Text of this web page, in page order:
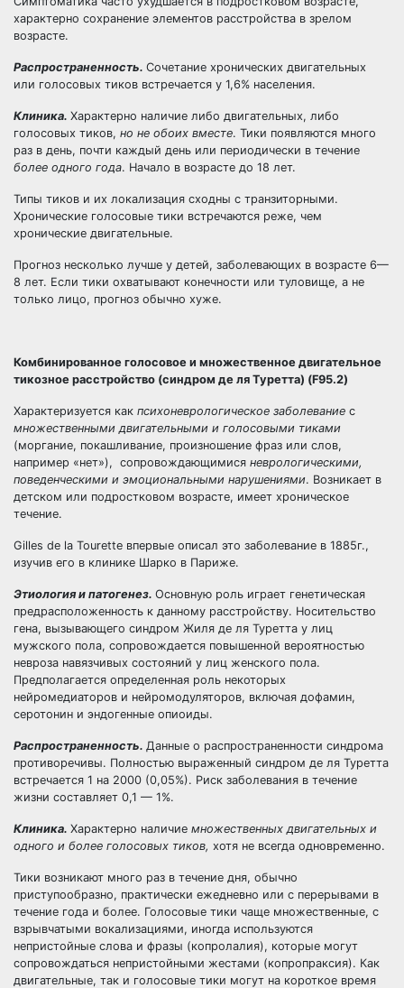
характерно сохранение элементов расстройства в зрелом
возрасте.
Распространенность. Сочетание хронических двигательных
или голосовых тиков встречается у 1,6% населения.
Клиника. Характерно наличие либо двигательных, либо
голосовых тиков, но не обоих вместе. Тики появляются много
раз в день, почти каждый день или периодически в течение
более одного года. Начало в возрасте до 18 лет.
Типы тиков и их локализация сходны с транзиторными.
Хронические голосовые тики встречаются реже, чем
хронические двигательные.
Прогноз несколько лучше у детей, заболевающих в возрасте 6—
8 лет. Если тики охватывают конечности или туловище, а не
только лицо, прогноз обычно хуже.
Комбинированное голосовое и множественное двигательное
тикозное расстройство (синдром де ля Туретта) (F95.2)
Характеризуется как психоневрологическое заболевание с
множественными двигательными и голосовыми тиками
(моргание, покашливание, произношение фраз или слов,
например «нет»), сопровождающимися неврологическими,
поведенческими и эмоциональными нарушениями. Возникает в
детском или подростковом возрасте, имеет хроническое
течение.
Gilles de la Tourette впервые описал это заболевание в 1885г.,
изучив его в клинике Шарко в Париже.
Этиология и патогенез. Основную роль играет генетическая
предрасположенность к данному расстройству. Носительство
гена, вызывающего синдром Жиля де ля Туретта у лиц
мужского пола, сопровождается повышенной вероятностью
невроза навязчивых состояний у лиц женского пола.
Предполагается определенная роль некоторых
нейромедиаторов и нейромодуляторов, включая дофамин,
серотонин и эндогенные опиоиды.
Распространенность. Данные о распространенности синдрома
противоречивы. Полностью выраженный синдром де ля Туретта
встречается 1 на 2000 (0,05%). Риск заболевания в течение
жизни составляет 0,1 — 1%.
Клиника. Характерно наличие множественных двигательных и
одного и более голосовых тиков, хотя не всегда одновременно.
Тики возникают много раз в течение дня, обычно
приступообразно, практически ежедневно или с перерывами в
течение года и более. Голосовые тики чаще множественные, с
взрывчатыми вокализациями, иногда используются
непристойные слова и фразы (копролалия), которые могут
сопровождаться непристойными жестами (копропраксия). Как
двигательные, так и голосовые тики могут на короткое время